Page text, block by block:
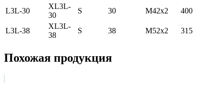
L3L-30
ХL3L-
30
S 30 M42x2 400
L3L-38
ХL3L-
38
S 38 M52x2 315
Похожая продукция